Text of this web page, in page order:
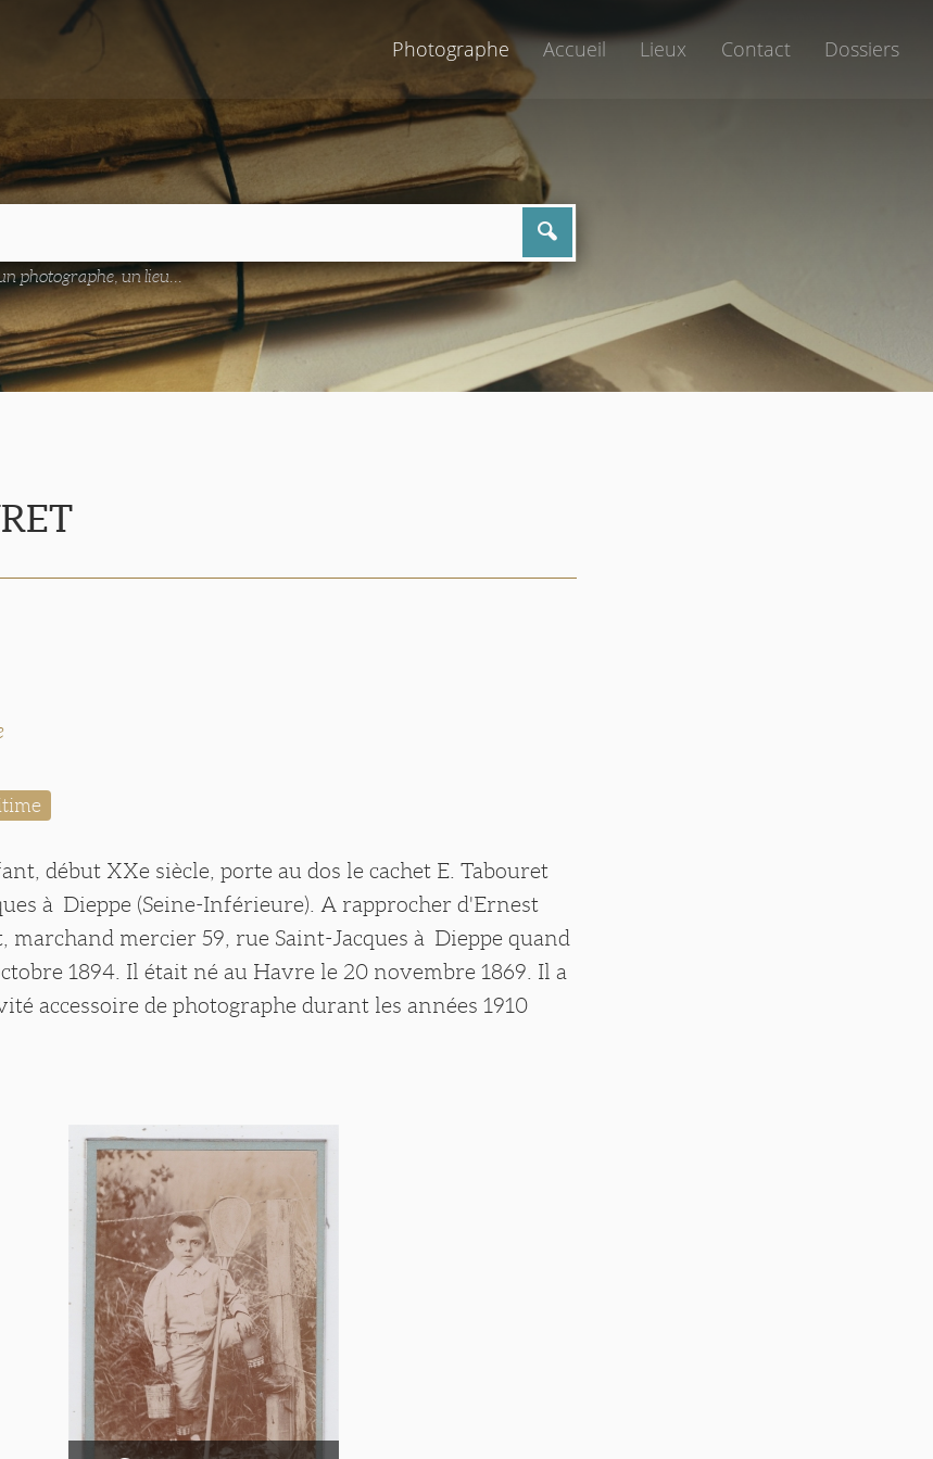
Photographe Accueil Lieux Contact Dossiers
photographe, un lieu...
début XXe siècle, porte au dos le cachet E. Tabouret
à Dieppe (Seine-Inférieure). A rapprocher d'Ernest
marchand mercier 59, rue Saint-Jacques à Dieppe quand
1894. Il était né au Havre le 20 novembre 1869. Il a
accessoire de photographe durant les années 1910